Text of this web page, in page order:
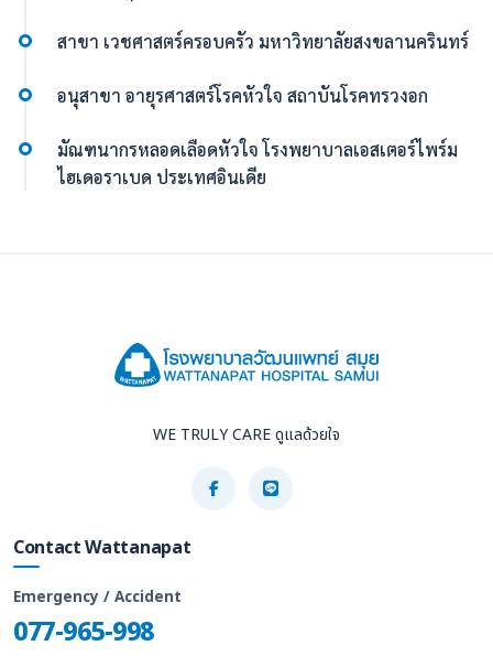
สาขา เวชศาสตร์ครอบครัว มหาวิทยาลัยสงขลานครินทร์
อนุสาขา อายุรศาสตร์โรคหัวใจ สถาบันโรคทรวงอก
มัณฑนากรหลอดเลือดหัวใจ โรงพยาบาลเอสเตอร์ไพร์ม
ไฮเดอราเบด ประเทศอินเดีย
WE TRULY CARE ดูแลด้วยใจ
Contact Wattanapat
Emergency / Accident
077-965-998